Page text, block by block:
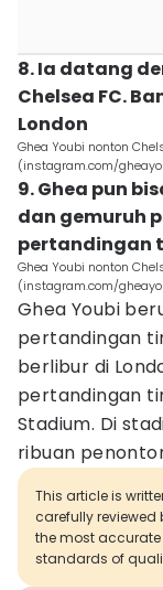
8. Ia datang
Chelsea FC.
London
Ghea Youbi nonton
(instagram.com/
9. Ghea pun
dan gemuruh
pertandingan
Ghea Youbi nonton
(instagram.com/
Ghea Youbi
pertandingan
berlibur di
pertandingan
Stadium. Di
ribuan
This article is
carefully reviewed
the most
standards of